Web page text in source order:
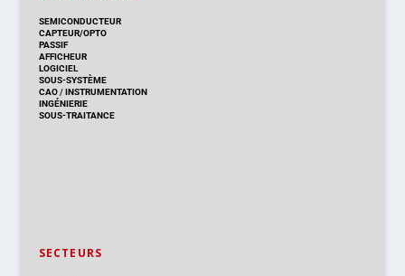
SEMICONDUCTEUR
CAPTEUR/OPTO
PASSIF
AFFICHEUR
LOGICIEL
SOUS-SYSTÈME
CAO/INSTRUMENTATION
INGÉNIERIE
SOUS-TRAITANCE
SECTEURS